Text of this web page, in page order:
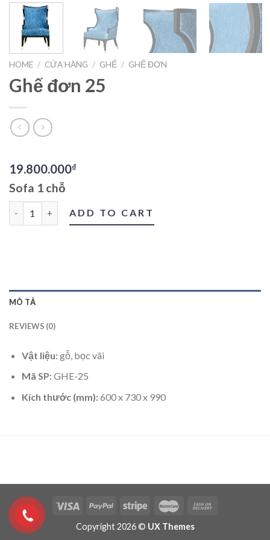
HOME / CỬA HÀNG / GHẾ / GHẾ ĐƠN
Ghế đơn 25
19.800.000₫
Sofa 1 chỗ
Ghế đơn 25 quantityADD TO CART
MÔ TẢ
REVIEWS (0)
Vật liệu:gỗ, bọc vãi
Mã SP:GHE-25
Kích thước (mm):600 x 730 x 990
Copyright 2026 © UX Themes